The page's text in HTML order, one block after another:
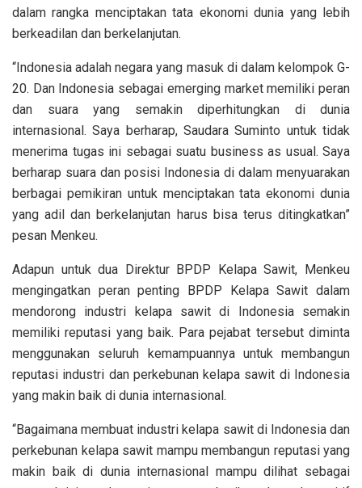
dalam rangka menciptakan tata ekonomi dunia yang lebih
berkeadilan dan berkelanjutan.
“Indonesia adalah negara yang masuk di dalam kelompok G-
20. Dan Indonesia sebagai emerging market memiliki peran
dan suara yang semakin diperhitungkan di dunia
internasional. Saya berharap, Saudara Suminto untuk tidak
menerima tugas ini sebagai suatu business as usual. Saya
berharap suara dan posisi Indonesia di dalam menyuarakan
berbagai pemikiran untuk menciptakan tata ekonomi dunia
yang adil dan berkelanjutan harus bisa terus ditingkatkan”
pesan Menkeu.
Adapun untuk dua Direktur BPDP Kelapa Sawit, Menkeu
mengingatkan peran penting BPDP Kelapa Sawit dalam
mendorong industri kelapa sawit di Indonesia semakin
memiliki reputasi yang baik. Para pejabat tersebut diminta
menggunakan seluruh kemampuannya untuk membangun
reputasi industri dan perkebunan kelapa sawit di Indonesia
yang makin baik di dunia internasional.
“Bagaimana membuat industri kelapa sawit di Indonesia dan
perkebunan kelapa sawit mampu membangun reputasi yang
makin baik di dunia internasional mampu dilihat sebagai